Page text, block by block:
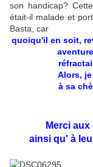
son handicap?
était-il malade et
Basta, car
quoiqu'il en soit,
Alors,
à sa
Merci
ainsi qu' à